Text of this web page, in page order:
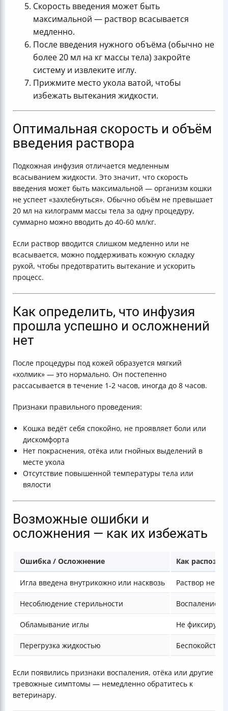
Скорость введения может быть
максимальной — раствор всасывается
медленно.
После введения нужного объёма (обычно не
более 20 мл на кг массы тела) закройте
систему и извлеките иглу.
Прижмите место укола ватой, чтобы
избежать вытекания жидкости.
Оптимальная скорость и объём
введения раствора
Подкожная инфузия отличается медленным
всасыванием жидкости. Это значит, что скорость
введения может быть максимальной — организм кошки
не успеет «захлебнуться». Обычно объём не превышает
20 мл на килограмм массы тела за одну процедуру,
суммарно можно вводить до 40-60 мл/кг.
Если раствор вводится слишком медленно или не
всасывается, можно поддерживать кожную складку
рукой, чтобы предотвратить вытекание и ускорить
процесс.
Как определить, что инфузия
прошла успешно и осложнений
нет
После процедуры под кожей образуется мягкий
«холмик» — это нормально. Он постепенно
рассасывается в течение 1-2 часов, иногда до 8 часов.
Признаки правильного проведения:
Кошка ведёт себя спокойно, не проявляет боли или
дискомфорта
Нет покраснения, отёка или гнойных выделений в
месте укола
Отсутствие повышенной температуры тела или
вялости
Возможные ошибки и
осложнения — как их избежать
Ошибка / Осложнение Как
Игла введена внутрикожно или насквозь Раствор не
Несоблюдение стерильности Воспаление,
Обламывание иглы Не
Перегрузка жидкостью
Если появились признаки воспаления, отёка или другие
тревожные симптомы — немедленно обратитесь к
ветеринару.